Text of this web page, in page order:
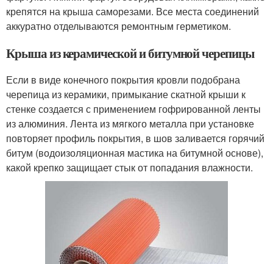
крепятся на крыша саморезами. Все места соединений
аккуратно отделываются ремонтным герметиком.
Крыша из керамической и битумной черепицы
Если в виде конечного покрытия кровли подобрана
черепица из керамики, примыкание скатной крыши к
стенке создается с применением гофрированной ленты
из алюминия. Лента из мягкого металла при установке
повторяет профиль покрытия, в шов заливается горячий
битум (водоизоляционная мастика на битумной основе),
какой крепко защищает стык от попадания влажности.